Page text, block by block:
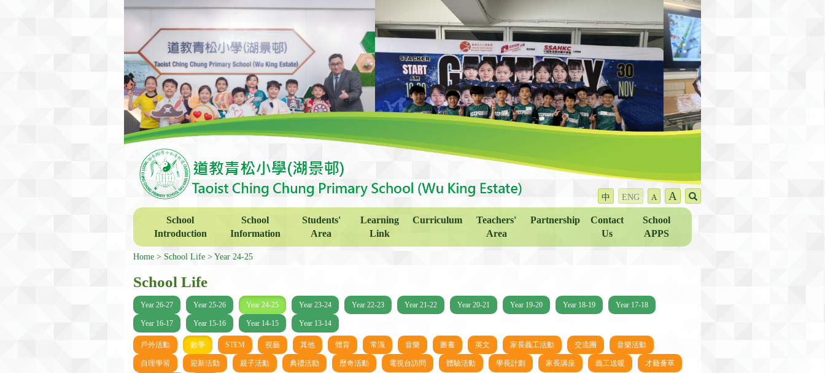
中 ENG A A
School
Introduction
School
Information
Students'
Area
Learning
Link
Curriculum
Teachers'
Area
Partnership
Contact
Us
School
APPS
Home School Life Year 24-25
School Life
Year 26-27 Year 25-26 Year 24-25 Year 23-24 Year 22-23 Year 21-22 Year 20-21 Year 19-20 Year 18-19 Year 17-18
Year 16-17 Year 15-16 Year 14-15 Year 13-14
戶外活動 數學 STEM 視藝 其他 體育 常識 音樂 圖書 英文 家長義工活動 交流團 音樂活動
自理學習 迎新活動 親子活動 典禮活動 歷奇活動 電視台訪問 體驗活動 學長計劃 家長講座 義工送暖 才藝薈萃